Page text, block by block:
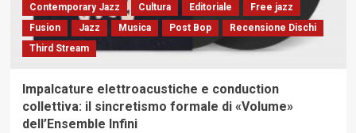
Contemporary Jazz Cultura Editoriale
Free jazz
Fusion
Jazz Musica Post Bop
Recensione Dischi
Third Stream
Impalcature elettroacustiche e conduction
collettiva: il sincretismo formale di «Volume»
dell’Ensemble Infini